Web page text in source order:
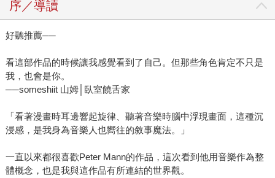
序／導讀
好聽推薦──
看這部作品的時候讓我感覺看到了自己。但那些角色肯定不只是
我，也會是你。
──someshiit 山姆│臥室饒舌家
「看著漫畫時耳邊響起旋律、聽著音樂時腦中浮現畫面，這種沉
浸感，是我身為音樂人也嚮往的敘事魔法。」
一直以來都很喜歡Peter Mann的作品，這次看到他用音樂作為整
體概念，也是我與這作品有所連結的世界觀。